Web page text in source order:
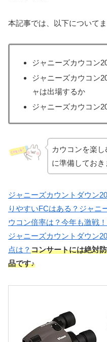
本記事では、以下について
ジャニーズカウコン
ジャニーズカウコン
ャは出場するか
ジャニーズカウコン
カウコンを楽
に準備しておき
ジャニーズカウントダウン
りやすいFCはある？ ジャニ
ウコン倍率は？今年も激戦！
ジャニーズカウントダウン
点は？ コンサートには絶対
品です♪